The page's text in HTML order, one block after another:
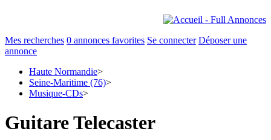
Mes recherches 0 annonces favorites Se connecter Déposer une
annonce
Haute Normandie>
Seine-Maritime (76)>
Musique-CDs>
Guitare Telecaster